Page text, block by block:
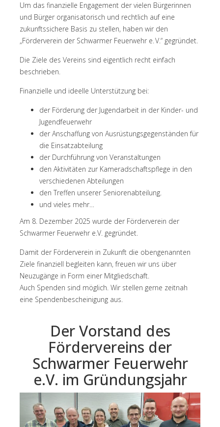
Um das finanzielle Engagement der vielen Bürgerinnen
und Bürger organisatorisch und rechtlich auf eine
zukunftssichere Basis zu stellen, haben wir den
„Förderverein der Schwarmer Feuerwehr e. V.“ gegründet.
Die Ziele des Vereins sind eigentlich recht einfach
beschrieben.
Finanzielle und ideelle Unterstützung bei:
der Förderung der Jugendarbeit in der Kinder- und
Jugendfeuerwehr
der Anschaffung von Ausrüstungsgegenständen für
die Einsatzabteilung
der Durchführung von Veranstaltungen
den Aktivitäten zur Kameradschaftspflege in den
verschiedenen Abteilungen
den Treffen unserer Seniorenabteilung.
und vieles mehr…
Am 8. Dezember 2025 wurde der Förderverein der
Schwarmer Feuerwehr e.V. gegründet.
Damit der Förderverein in Zukunft die obengenannten
Ziele finanziell begleiten kann, freuen wir uns über
Neuzugänge in Form einer Mitgliedschaft.
Auch Spenden sind möglich. Wir stellen gerne zeitnah
eine Spendenbescheinigung aus.
Der Vorstand des
Fördervereins der
Schwarmer Feuerwehr
e.V. im Gründungsjahr